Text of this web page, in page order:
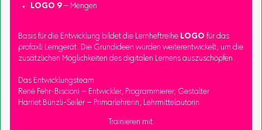
LOGO 9– Mengen
Basis für die Entwicklung bildet die Lernheftreihe LOGO für das
profaxli Lerngerät. Die Grundideen wurden weiterentwickelt, um die
zusätzlichen Möglichkeiten des digitalen Lernens auszuschöpfen.
Das Entwicklungsteam
René Fehr-Biscioni – Entwickler, Programmierer, Gestalter
Harriet Bünzli-Seiler – Primarlehrerin, Lehrmittelautorin
Trainieren mit